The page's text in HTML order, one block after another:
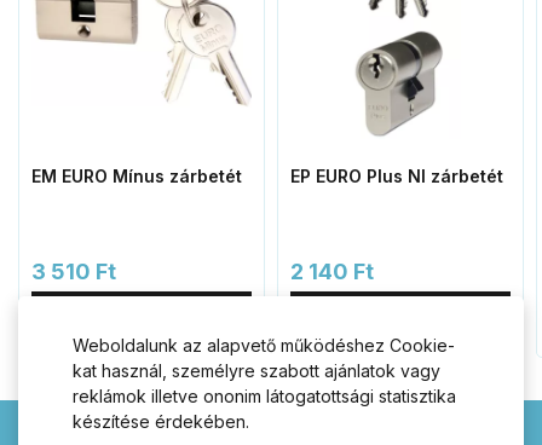
EM EURO Mínus zárbetét
3 510 Ft
EP EURO Plus NI zárbetét
2 140 Ft
Weboldalunk az alapvető működéshez Cookie-
kat használ, személyre szabott ajánlatok vagy
reklámok illetve ononim látogatottsági statisztika
készítése érdekében.